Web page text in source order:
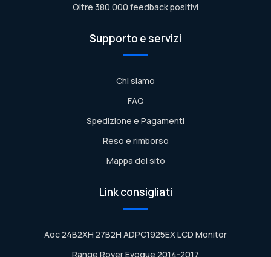
Oltre 380.000 feedback positivi
Supporto e servizi
Chi siamo
FAQ
Spedizione e Pagamenti
Reso e rimborso
Mappa del sito
Link consigliati
Aoc 24B2XH 27B2H ADPC1925EX LCD Monitor
Range Rover Evoque 2014-2017